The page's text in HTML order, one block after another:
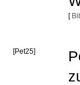
[
[Pet25]